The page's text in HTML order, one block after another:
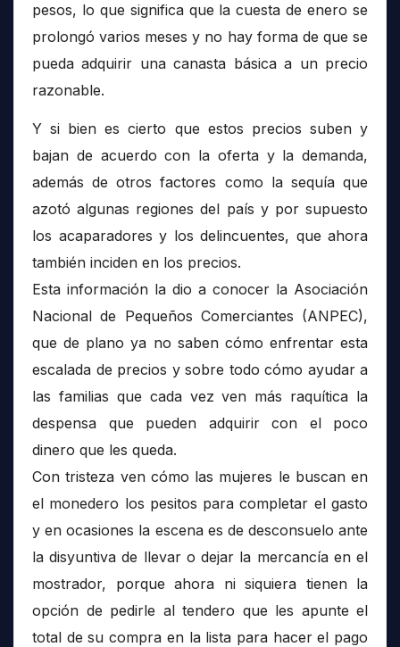
pesos, lo que significa que la cuesta de enero se
prolongó varios meses y no hay forma de que se
pueda adquirir una canasta básica a un precio
razonable.
Y si bien es cierto que estos precios suben y
bajan de acuerdo con la oferta y la demanda,
además de otros factores como la sequía que
azotó algunas regiones del país y por supuesto
los acaparadores y los delincuentes, que ahora
también inciden en los precios.
Esta información la dio a conocer la Asociación
Nacional de Pequeños Comerciantes (ANPEC),
que de plano ya no saben cómo enfrentar esta
escalada de precios y sobre todo cómo ayudar a
las familias que cada vez ven más raquítica la
despensa que pueden adquirir con el poco
dinero que les queda.
Con tristeza ven cómo las mujeres le buscan en
el monedero los pesitos para completar el gasto
y en ocasiones la escena es de desconsuelo ante
la disyuntiva de llevar o dejar la mercancía en el
mostrador, porque ahora ni siquiera tienen la
opción de pedirle al tendero que les apunte el
total de su compra en la lista para hacer el pago